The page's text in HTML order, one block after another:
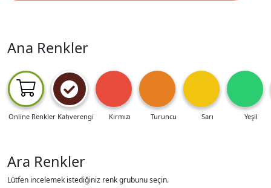
Ana Renkler
Online Renkler Kahverengi Kırmızı Turuncu Sarı Yeşil
Ara Renkler
Lütfen incelemek istediğiniz renk grubunu seçin.